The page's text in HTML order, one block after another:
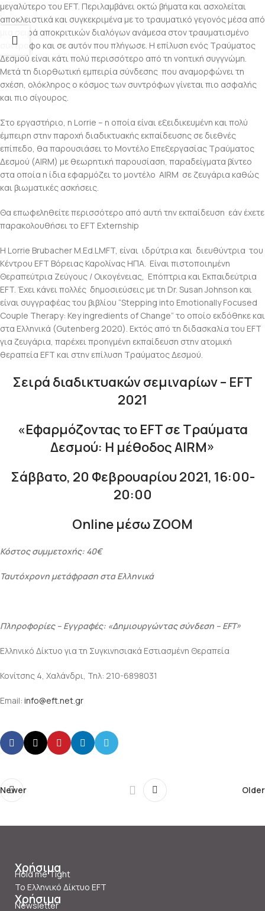
μεγαλύτερο του EFT. Περιλαμβάνει οκτώ βήματα και ασχολείται
αποκλειστικά και συγκεκριμένα με το τραυματικό γεγονός μέσα από
μια σειρά αποκριτικών διαλόγων ανάμεσα στον τραυματισμένο
σύντροφο και σε αυτόν που πλήγωσε. Η επίλυση ενός Τραύματος
Δεσμού είναι κάτι πολύ περισσότερο από τη νοητική συγγνώμη.
Μετά τη διορθωτική εμπειρία σύνδεσης που αναμορφώνει τη
σχέση, ολόκληρος ο κόσμος των συντρόφων γίνεται πιο ασφαλής
και πιο σίγουρος.
Στο εργαστήριο, η Lorrie – η οποία είναι εξειδικευμένη και πολύ
έμπειρη στην παροχή διαδικτυακής εκπαίδευσης σε διεθνές
επίπεδο, θα παρουσιάσει το Μοντέλο Επεξεργασίας Τραύματος
Δεσμού (AIRM) με θεωρητική παρουσίαση, παραδείγματα βίντεο
στα οποία η ίδια εφαρμόζει το μοντέλο AIRM σε ζευγάρια καθώς
και βιωματικές ασκήσεις.
Θα επωφεληθείτε περισσότερο από αυτή την εκπαίδευση εάν έχετε
παρακολουθήσει το EFT Externship
H Lorrie Brubacher M.Ed.LMFT, είναι ιδρύτρια και διευθύντρια του
Κέντρου EFT Βόρειας Καρολίνας ΗΠΑ. Είναι πιστοποιημένη
Θεραπεύτρια Ζεύγους / Οικογένειας, Επόπτρια και Εκπαιδεύτρια
EFT. Έχει κάνει πολλές δημοσιεύσεις με τη Dr. Susan Johnson και
είναι συγγραφέας του βιβλίου “Stepping into Emotionally Focused
Couple Therapy: Key ingredients of Change” το οποίο εκδόθηκε και
στα Ελληνικά (Gutenberg 2020). Εκτός από τη διδασκαλία του EFT
για ζευγάρια, παρέχει προηγμένη εκπαίδευση στην ατομική
θεραπεία EFT και στην επίλυση Τραύματος Δεσμού.
Σειρά διαδικτυακών σεμιναρίων – EFT
2021
«Εφαρμόζοντας το EFT σε Τραύματα
Δεσμού: Η μέθοδος AIRM»
Σάββατο, 20 Φεβρουαρίου 2021, 16:00-
20:00
Online μέσω ZOOM
Κόστος συμμετοχής: 40€
Ταυτόχρονη μετάφραση στα Ελληνικά
Πληροφορίες – Εγγραφές: «Δημιουργώντας σύνδεση – EFT»
Ελληνικό Δίκτυο για τη Συγκινησιακά Εστιασμένη Θεραπεία
Κονίτσης 4, Χαλάνδρι, Τηλ: 210-6898031
Εmail: info@eft.net.gr
Newer Older
Χρήσιμα
Hold me Tight
Το Ελληνικό Δίκτυο EFT
Χρήσιμα
Newsletter